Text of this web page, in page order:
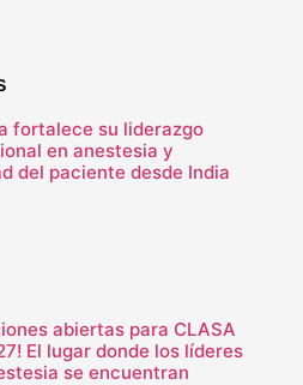
fortalece su liderazgo
en anestesia y
del paciente desde India
abiertas para CLASA
El lugar donde los líderes
se encuentran